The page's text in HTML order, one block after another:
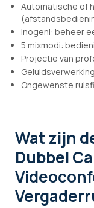
Automatische of
Inogeni: beheer
5 mixmodi:
Projectie van
Ongewenste
Wat zijn
Dubbel